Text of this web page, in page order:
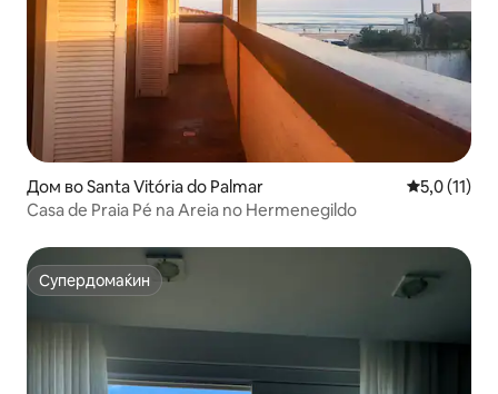
Дом во Santa Vitória do Palmar Просечна
5,0 (11)
Casa de Praia Pé na Areia no Hermenegildo
Супердомаќин
Супердомаќин